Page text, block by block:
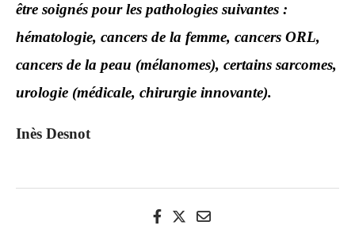
être soignés pour les pathologies suivantes :
hématologie, cancers de la femme, cancers ORL,
cancers de la peau (mélanomes), certains sarcomes,
urologie (médicale, chirurgie innovante).
Inès Desnot